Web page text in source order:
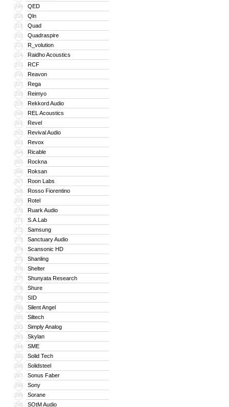
249 QED
250 Qln
251 Quad
252 Quadraspire
253 R_volution
254 Raidho Acoustics
255 RCF
256 Reavon
257 Rega
258 Reimyo
259 Rekkord Audio
260 REL Acoustics
261 Revel
262 Revival Audio
263 Revox
264 Ricable
265 Rockna
266 Roksan
267 Roon Labs
268 Rosso Fiorentino
269 Rotel
270 Ruark Audio
271 S.A.Lab
272 Samsung
273 Sanctuary Audio
274 Scansonic HD
275 Shanling
276 Shelter
277 Shunyata Research
278 Shure
279 SID
280 Silent Angel
281 Siltech
282 Simply Analog
283 Skylan
284 SME
285 Solid Tech
286 Solidsteel
287 Sonus Faber
288 Sony
289 Sorane
290 SOtM Audio